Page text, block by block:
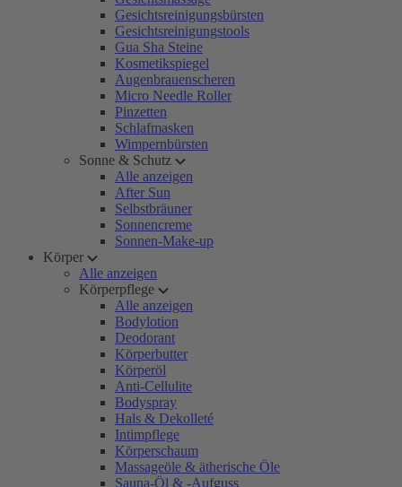
Gesichtsreinigungsbürsten
Gesichtsreinigungstools
Gua Sha Steine
Kosmetikspiegel
Augenbrauenscheren
Micro Needle Roller
Pinzetten
Schlafmasken
Wimpernbürsten
Sonne & Schutz
Alle anzeigen
After Sun
Selbstbräuner
Sonnencreme
Sonnen-Make-up
Körper
Alle anzeigen
Körperpflege
Alle anzeigen
Bodylotion
Deodorant
Körperbutter
Körperöl
Anti-Cellulite
Bodyspray
Hals & Dekolleté
Intimpflege
Körperschaum
Massageöle & ätherische Öle
Sauna-Öl & -Aufguss